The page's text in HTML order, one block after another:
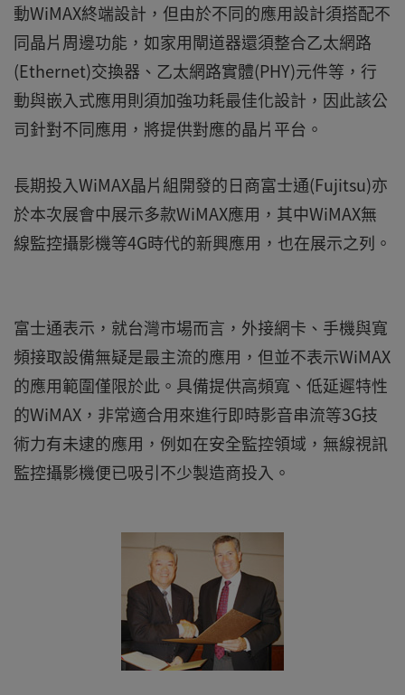
動WiMAX終端設計，但由於不同的應用設計須搭配不
同晶片周邊功能，如家用閘道器還須整合乙太網路
(Ethernet)交換器、乙太網路實體(PHY)元件等，行
動與嵌入式應用則須加強功耗最佳化設計，因此該公
司針對不同應用，將提供對應的晶片平台。
長期投入WiMAX晶片組開發的日商富士通(Fujitsu)亦
於本次展會中展示多款WiMAX應用，其中WiMAX無
線監控攝影機等4G時代的新興應用，也在展示之列。
富士通表示，就台灣市場而言，外接網卡、手機與寬
頻接取設備無疑是最主流的應用，但並不表示WiMAX
的應用範圍僅限於此。具備提供高頻寬、低延遲特性
的WiMAX，非常適合用來進行即時影音串流等3G技
術力有未逮的應用，例如在安全監控領域，無線視訊
監控攝影機便已吸引不少製造商投入。